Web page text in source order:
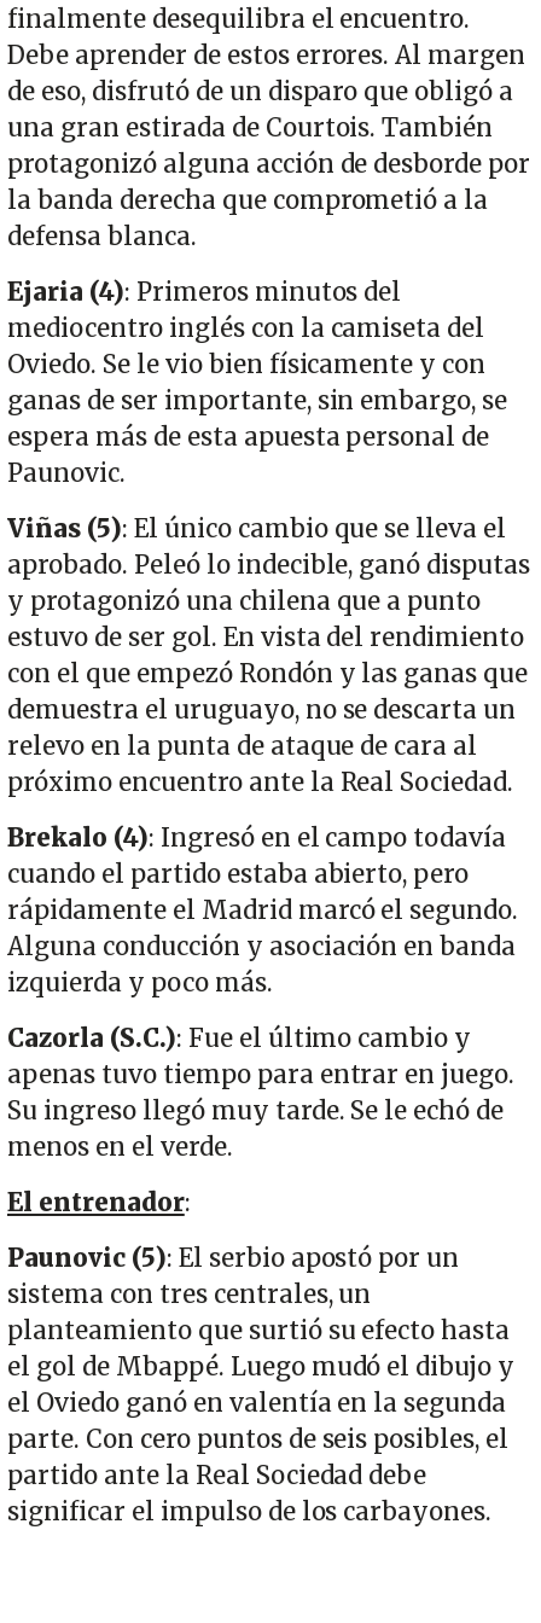
finalmente desequilibra el encuentro.
Debe aprender de estos errores. Al margen
de eso, disfrutó de un disparo que obligó a
una gran estirada de Courtois. También
protagonizó alguna acción de desborde por
la banda derecha que comprometió a la
defensa blanca.
Ejaria (4): Primeros minutos del
mediocentro inglés con la camiseta del
Oviedo. Se le vio bien físicamente y con
ganas de ser importante, sin embargo, se
espera más de esta apuesta personal de
Paunovic.
Viñas (5): El único cambio que se lleva el
aprobado. Peleó lo indecible, ganó disputas
y protagonizó una chilena que a punto
estuvo de ser gol. En vista del rendimiento
con el que empezó Rondón y las ganas que
demuestra el uruguayo, no se descarta un
relevo en la punta de ataque de cara al
próximo encuentro ante la Real Sociedad.
Brekalo (4): Ingresó en el campo todavía
cuando el partido estaba abierto, pero
rápidamente el Madrid marcó el segundo.
Alguna conducción y asociación en banda
izquierda y poco más.
Cazorla (S.C.): Fue el último cambio y
apenas tuvo tiempo para entrar en juego.
Su ingreso llegó muy tarde. Se le echó de
menos en el verde.
El entrenador:
Paunovic (5): El serbio apostó por un
sistema con tres centrales, un
planteamiento que surtió su efecto hasta
el gol de Mbappé. Luego mudó el dibujo y
el Oviedo ganó en valentía en la segunda
parte. Con cero puntos de seis posibles, el
partido ante la Real Sociedad debe
significar el impulso de los carbayones.